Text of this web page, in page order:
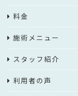
料金
施術メニュー
スタッフ紹介
利用者の声